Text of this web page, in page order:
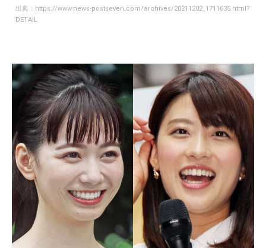
出典： https://www.news-postseven.com/archives/20211202_1711635.html?
DETAIL